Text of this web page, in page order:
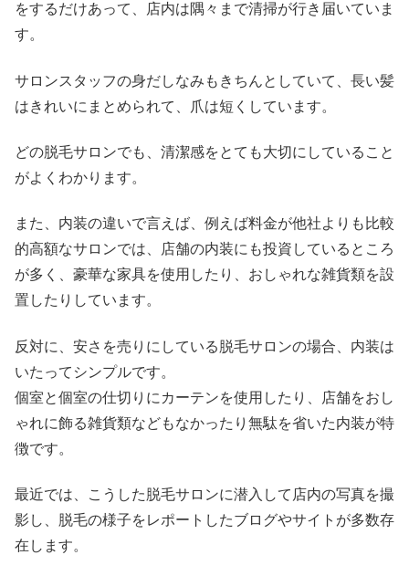
をするだけあって、店内は隅々まで清掃が行き届いていま
す。
サロンスタッフの身だしなみもきちんとしていて、長い髪
はきれいにまとめられて、爪は短くしています。
どの脱毛サロンでも、清潔感をとても大切にしていること
がよくわかります。
また、内装の違いで言えば、例えば料金が他社よりも比較
的高額なサロンでは、店舗の内装にも投資しているところ
が多く、豪華な家具を使用したり、おしゃれな雑貨類を設
置したりしています。
反対に、安さを売りにしている脱毛サロンの場合、内装は
いたってシンプルです。
個室と個室の仕切りにカーテンを使用したり、店舗をおし
ゃれに飾る雑貨類などもなかったり無駄を省いた内装が特
徴です。
最近では、こうした脱毛サロンに潜入して店内の写真を撮
影し、脱毛の様子をレポートしたブログやサイトが多数存
在します。